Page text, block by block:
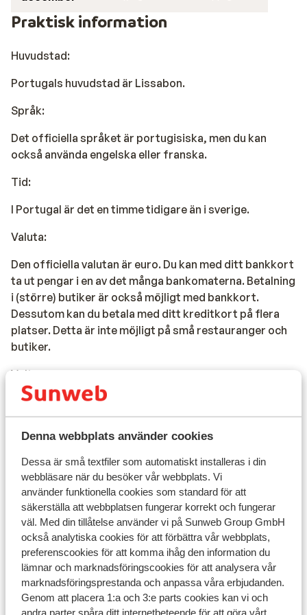
Denna webbplats använder cookies
Dessa är små textfiler som automatiskt installeras i din
webbläsare när du besöker vår webbplats. Vi
använder funktionella cookies som standard för att
säkerställa att webbplatsen fungerar korrekt och fungerar
väl. Med din tillåtelse använder vi på Sunweb Group GmbH
också analytiska cookies för att förbättra vår webbplats,
preferenscookies för att komma ihåg den information du
lämnar och marknadsföringscookies för att analysera vår
marknadsföringsprestanda och anpassa våra erbjudanden.
Genom att placera 1:a och 3:e parts cookies kan vi och
Praktisk information
Huvudstad:
Portugals huvudstad är Lissabon.
Språk:
Det officiella språket är portugisiska, men du kan
också använda engelska eller franska.
Tid:
I Portugal är det en timme tidigare än i sverige.
Valuta:
Den officiella valutan är euro. Du kan med ditt bankkort
ta ut pengar i en av det många bankomaterna. Betalning
i (större) butiker är också möjligt med bankkort.
Dessutom kan du betala med ditt kreditkort på flera
platser. Detta är inte möjligt på små restauranger och
butiker.
Volt:
Du behöver inte en adapter då det är 220 volt i uttagen.
Resedokument:
- Svenskt ID eller pass.
- ID är obligatoriskt för barn under 12 år.
- För personer under 18 år som reser utan vuxna krävs
ett undertecknat uttalande från föräldrarna och / eller
vårdgivaren. Detta kan begäras.
- Resedokumenten måste vara giltiga under hela
vistelsen i Portugal.